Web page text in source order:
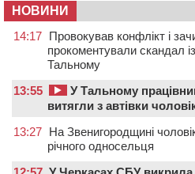
НОВИНИ
14:17 Провокував конфлікт і
прокоментували скандал
Тальному
13:55
У Тальному
витягли з автівки
13:27 На Звенигородщині
річного односельця